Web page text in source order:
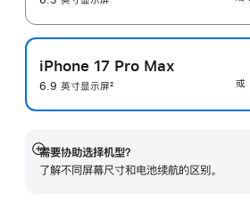
注
iPhone 17 Pro Max
6.9 英寸显示屏
注
2
或
需要协助选择机型？
了解不同屏幕尺寸和电池续航的区‍别。
展
开